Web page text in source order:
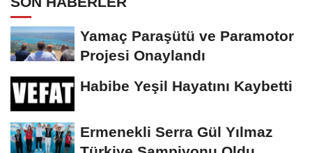
Yamaç Paraşütü ve Paramotor
Projesi Onaylandı
Habibe Yeşil Hayatını Kaybetti
Ermenekli Serra Gül Yılmaz